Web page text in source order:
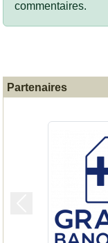
commentaires.
Partenaires
Précedent